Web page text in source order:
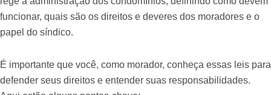
funcionar, quais são os direitos e deveres dos moradores e o
papel do síndico.
É importante que você, como morador, conheça essas leis para
defender seus direitos e entender suas responsabilidades.